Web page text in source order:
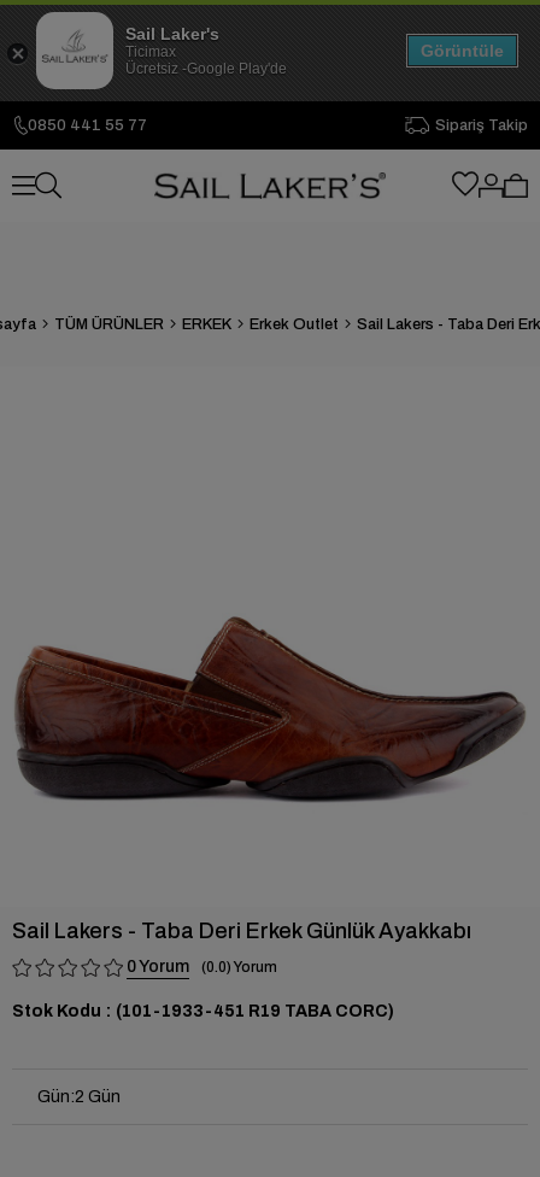
0850 441 55 77 Sipariş Takip
TÜM ÜRÜNLER ERKEK Erkek Outlet
Sail Lakers - Taba Deri Erkek Günlük Ayakkabı
0 0.0
Stok Kodu (101-1933-451 R19 TABA CORC)
Gün:2 Gün
Sail Laker's
Ticimax
Ücretsiz -Google Play'de
Görüntüle